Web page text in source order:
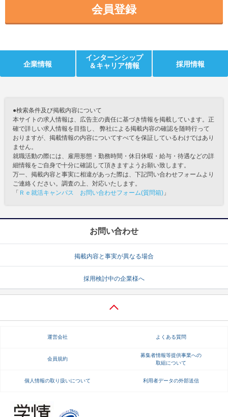
会員登録
企業情報
インターンシップ
＆キャリア情報
採用情報
●検索条件及び掲載内容について
本サイトの求人情報は、広告主の責任に基づき情報を掲載しています。正
確で詳しい求人情報を目指し、 弊社による掲載内容の確認を随時行って
おりますが、掲載情報の内容についてすべてを保証しているわけではあり
ません。
就職活動の際には、雇用形態・勤務時間・休日休暇・給与・待遇などの詳
細情報をご自身で十分に確認して頂きますようお願い致します。
万一、掲載内容と事実に相違があった際は、下記問い合わせフォームより
ご連絡ください。調査の上、対応いたします。
「 Ｒｅ就活キャンパス お問い合わせフォーム(質問箱) 」
お問い合わせ
掲載内容と事実が異なる場合
採用検討中の企業様へ
運営会社 よくある質問
会員規約
募集者情報等提供事業への
取組について
個人情報の取り扱いについて 利用者データの外部送信